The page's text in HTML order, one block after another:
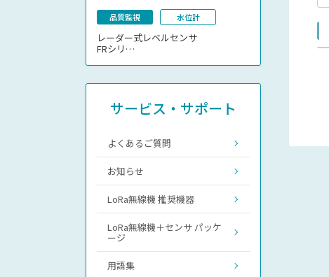
品質監視 水位計
レーダー式レベルセンサ
FRシリ…
サービス・サポート
よくあるご質問
お知らせ
LoRa無線機 推奨機器
LoRa無線機＋センサ パッケ
ージ
用語集